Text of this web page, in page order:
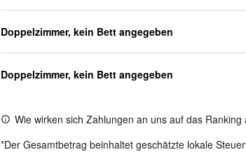
Doppelzimmer, kein Bett angegeben
Doppelzimmer, kein Bett angegeben
Wie wirken sich Zahlungen an uns auf das
*Der Gesamtbetrag beinhaltet geschätzte lokale